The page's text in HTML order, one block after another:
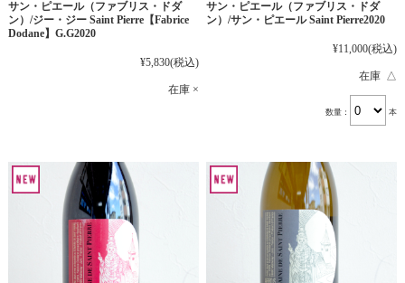
サン・ピエール（ファブリス・ドダ
ン）/ジー・ジー Saint Pierre【Fabrice
Dodane】G.G2020
¥5,830(税込)
在庫 ×
サン・ピエール（ファブリス・ドダ
ン）/サン・ピエール Saint Pierre2020
¥11,000(税込)
在庫 △
数量： 本